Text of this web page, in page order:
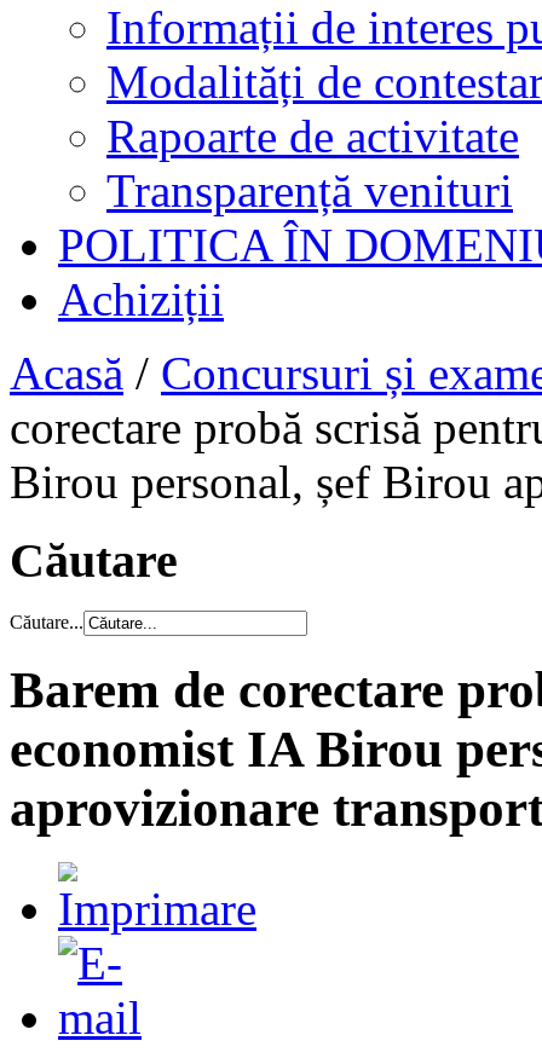
Informații de interes
Modalități de
Rapoarte de activitate
Transparență venituri
POLITICA ÎN
Achiziții
Acasă / Concursuri și
corectare probă scrisă
Birou personal, șef Birou
Căutare
Căutare...
Barem de corectare
economist IA Birou
aprovizionare